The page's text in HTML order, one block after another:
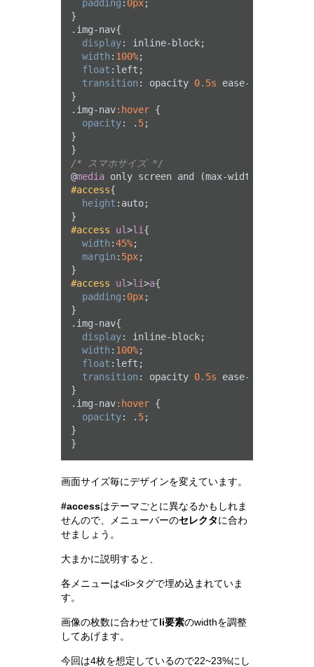
padding : 0px;
.img-nav{
display: inline-block;
width : 100%;
float :left;
transition : opacity 0.5s ease-out;
.img-nav:hover {
opacity: . 5;
}
/* スマホサイズ */
@media only screen and (max-width:
#access{
height :auto;
#access
ul>li {
width :45%;
margin : 5px;
#access
ul>li>a{
padding : 0px;
.img-nav{
display: inline-block;
width : 100%;
float :left;
transition : opacity 0.5s ease-out;
.img-nav:hover {
opacity: . 5;
}
画面サイズ毎にデザインを変えています。
#accessはテーマごとに異なるかもしれま
せんので、メニューバーのセレクタに合わ
せましょう。
大まかに説明すると、
各メニューは<li>タグで埋め込まれていま
す。
画像の枚数に合わせてli要素のwidthを調整
してあげます。
今回は4枚を想定しているので22~23%にし